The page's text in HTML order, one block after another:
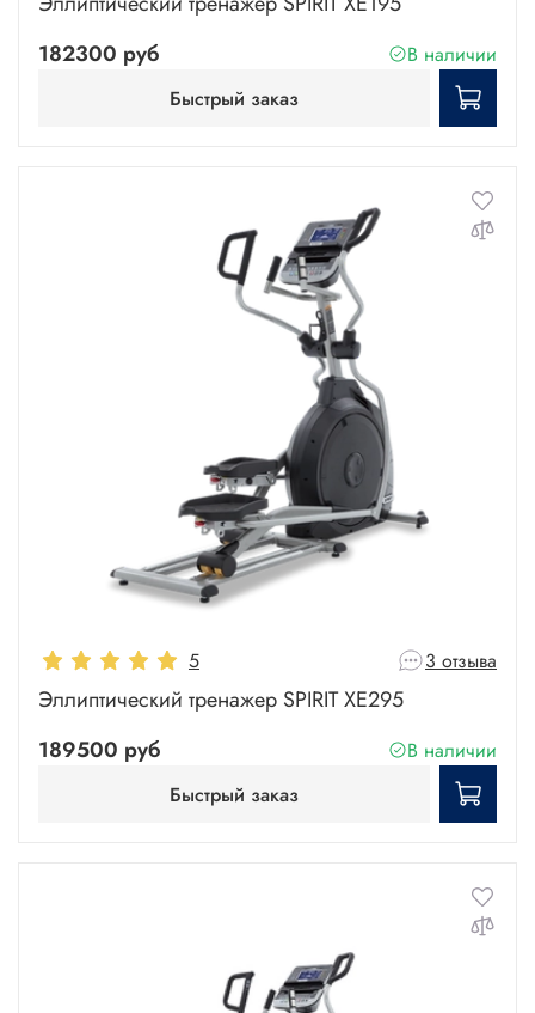
182300 руб
В наличии
Быстрый заказ
5 3 отзыва
Эллиптический тренажер SPIRIT XE295
189500 руб
В наличии
Быстрый заказ